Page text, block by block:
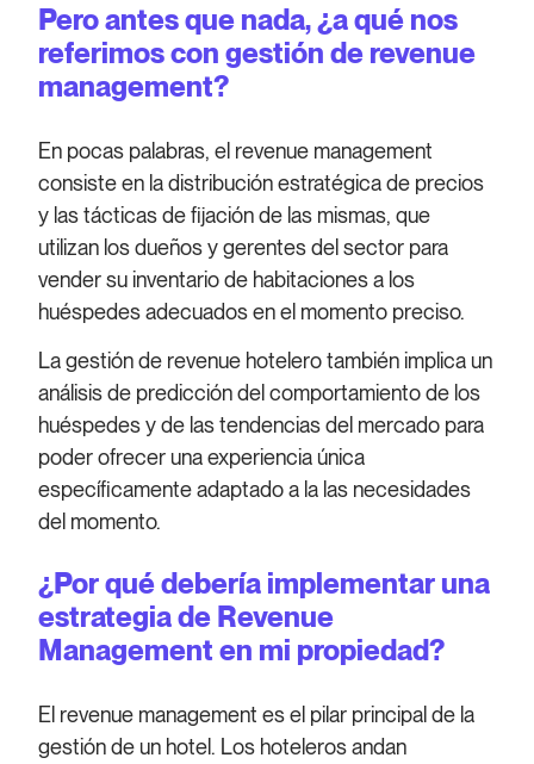
Pero antes que nada, ¿a qué nos
referimos con gestión de revenue
management?
En pocas palabras, el revenue management
consiste en la distribución estratégica de precios
y las tácticas de fijación de las mismas, que
utilizan los dueños y gerentes del sector para
vender su inventario de habitaciones a los
huéspedes adecuados en el momento preciso.
La gestión de revenue hotelero también implica un
análisis de predicción del comportamiento de los
huéspedes y de las tendencias del mercado para
poder ofrecer una experiencia única
específicamente adaptado a la las necesidades
del momento.
¿Por qué debería implementar una
estrategia de Revenue
Management en mi propiedad?
El revenue management es el pilar principal de la
gestión de un hotel. Los hoteleros andan